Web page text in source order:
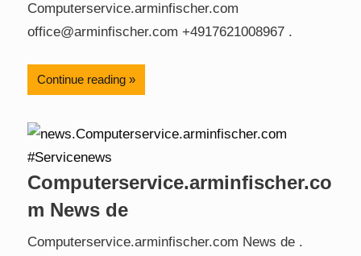
Computerservice.arminfischer.com
office@arminfischer.com +4917621008967 .
Continue reading
Computerservice.arminfischer.co
m News de
Computerservice.arminfischer.com News de .